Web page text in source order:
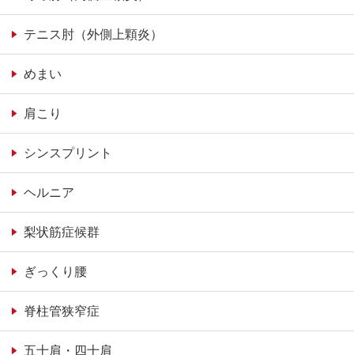
テニス肘（外側上顆炎）
めまい
肩こり
シンスプリント
ヘルニア
梨状筋症候群
ぎっくり腰
脊柱管狭窄症
五十肩・四十肩